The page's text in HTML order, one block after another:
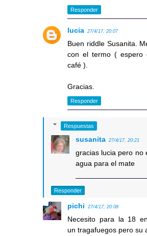
Responder
lucia 27/4/17, 20:07
Buen riddle Susanita.
con el termo ( espero
café ).
Gracias.
Responder
Respuestas
susanita 27/4/17, 20:21
gracias lucia pero no
agua para el mate
Responder
pichi 27/4/17, 20:08
Necesito para la 18
un tragafuegos pero su